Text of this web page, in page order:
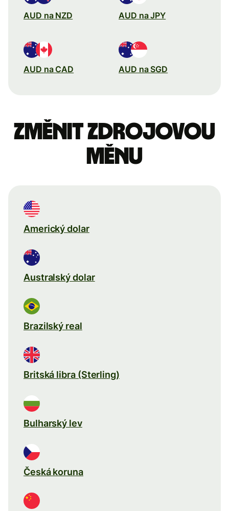
AUD na NZD AUD na JPY
AUD na CAD AUD na SGD
Změnit zdrojovou
měnu
Americký dolar
Australský dolar
Brazilský real
Britská libra (Sterling)
Bulharský lev
Česká koruna